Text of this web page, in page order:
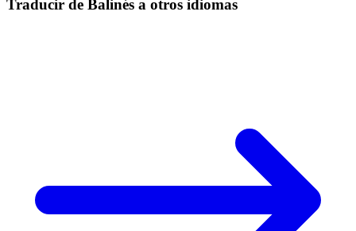
Traducir de Balinés a otros idiomas